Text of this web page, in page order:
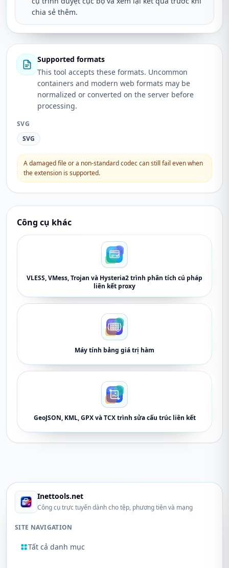
chia sẻ thêm.
Supported formats
This tool accepts these formats. Uncommon
containers and modern web formats may be
normalized or converted on the server before
processing.
SVG
SVG
A damaged file or a non-standard codec can still fail even when
the extension is supported.
Công cụ khác
VLESS, VMess, Trojan và Hysteria2 trình phân tích cú pháp
liên kết proxy
Máy tính bảng giá trị hàm
GeoJSON, KML, GPX và TCX trình sửa cấu trúc liên kết
Inettools.net
Công cụ trực tuyến dành cho tệp, phương tiện và mạng
SITE NAVIGATION
Tất cả danh mục